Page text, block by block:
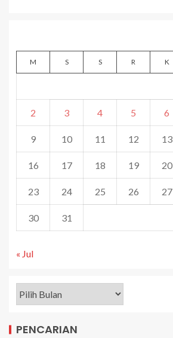
M S S R K
2 3 4 5 6
9 10 11 12 13
16 17 18 19 20
23 24 25 26 27
30 31
« Jul
PENCARIAN